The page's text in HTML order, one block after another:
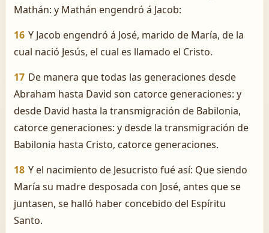
Mathán: y Mathán engendró á Jacob:
16 Y Jacob engendró á José, marido de María, de la
cual nació Jesús, el cual es llamado el Cristo.
17 De manera que todas las generaciones desde
Abraham hasta David son catorce generaciones: y
desde David hasta la transmigración de Babilonia,
catorce generaciones: y desde la transmigración de
Babilonia hasta Cristo, catorce generaciones.
18 Y el nacimiento de Jesucristo fué así: Que siendo
María su madre desposada con José, antes que se
juntasen, se halló haber concebido del Espíritu
Santo.